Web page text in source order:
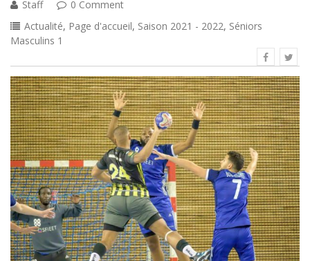
Staff
0 Comment
Actualité, Page d'accueil, Saison 2021 - 2022, Séniors
Masculins 1